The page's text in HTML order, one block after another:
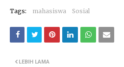
Tags: mahasiswa Sosial
LEBIH LAMA